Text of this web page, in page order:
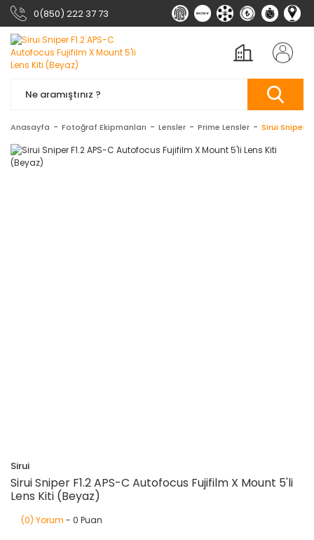
0(850) 222 37 73
Anasayfa Fotoğraf Ekipmanları Lensler Prime Lensler Sirui Sniper
Sirui
Sirui Sniper F1.2 APS-C Autofocus Fujifilm X Mount 5'li
Lens Kiti (Beyaz)
(0) Yorum - 0 Puan